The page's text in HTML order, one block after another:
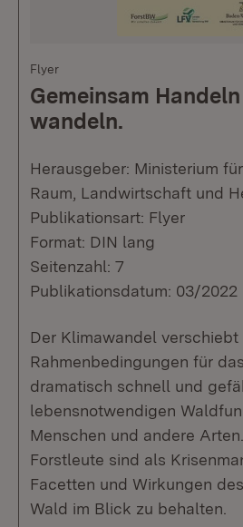
Flyer
Gemeinsam
wandeln.
Herausgeber: Ministerium
Raum, Landwirtschaft und
Publikationsart: Flyer
Format: DIN lang
Seitenzahl: 7
Publikationsdatum: 03/2022
Der Klimawandel verschiebt
Rahmenbedingungen für
dramatisch schnell und
lebensnotwendigen
Menschen und andere
Forstleute sind als
Facetten und Wirkungen
Wald im Blick zu behalten.